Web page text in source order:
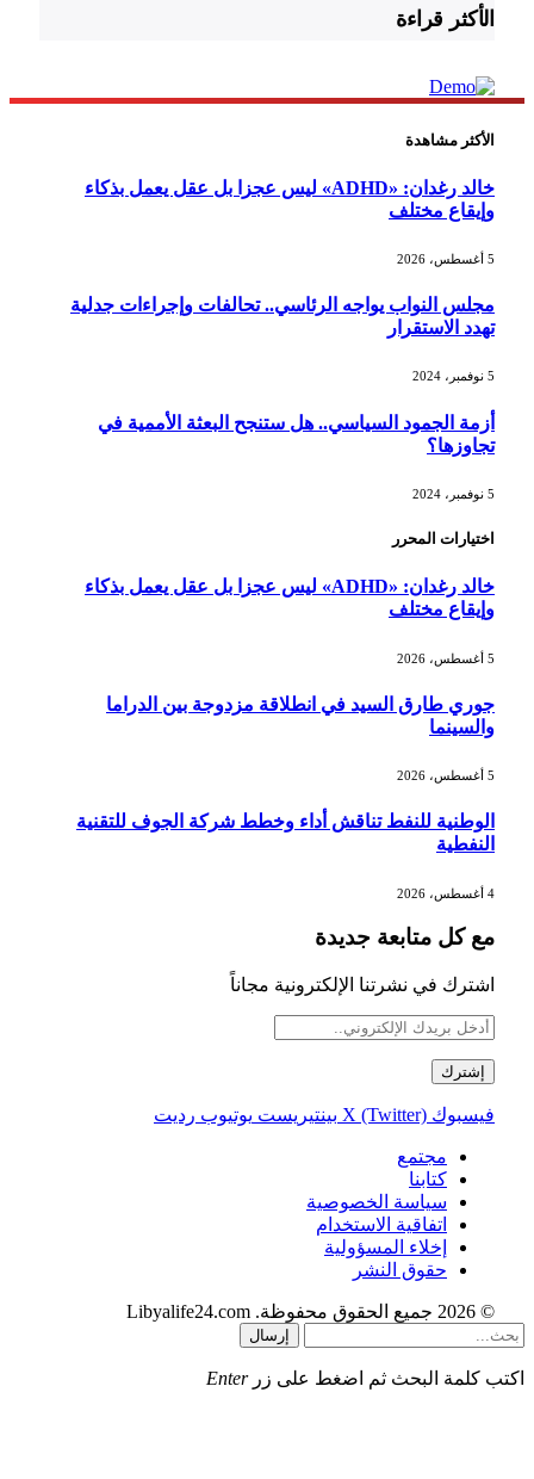
الأكثر قراءة
الأكثر مشاهدة
خالد رغدان: «ADHD» ليس عجزا بل عقل يعمل بذكاء
وإيقاع مختلف
مجلس النواب يواجه الرئاسي.. تحالفات وإجراءات جدلية
تهدد الاستقرار
أزمة الجمود السياسي.. هل ستنجح البعثة الأممية في
تجاوزها؟
اختيارات المحرر
خالد رغدان: «ADHD» ليس عجزا بل عقل يعمل بذكاء
وإيقاع مختلف
جوري طارق السيد في انطلاقة مزدوجة بين الدراما
والسينما
الوطنية للنفط تناقش أداء وخطط شركة الجوف للتقنية
النفطية
مع كل متابعة جديدة
اشترك في نشرتنا الإلكترونية مجاناً
فيسبوك X (Twitter) بينتيريست يوتيوب رديت
مجتمع
كتابنا
سياسة الخصوصية
اتفاقية الاستخدام
إخلاء المسؤولية
حقوق النشر
© 2026 جميع الحقوق محفوظة. Libyalife24.com
إرسال
اكتب كلمة البحث ثم اضغط على زر Enter